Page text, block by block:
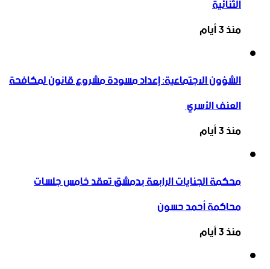
منذ 3 أيام
الشؤون الاجتماعية: إعداد مسودة مشروع قانون لمكافحة
العنف الأسري ‏
منذ 3 أيام
محكمة الجنايات الرابعة بدمشق تعقد خامس جلسات
محاكمة أحمد حسون
منذ 3 أيام